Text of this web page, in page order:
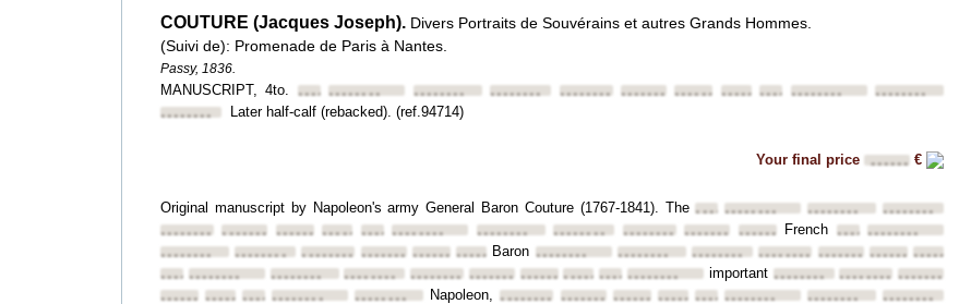
COUTURE (Jacques Joseph). Divers Portraits de Souvérains et autres Grands Hommes.
(Suivi de): Promenade de Paris à Nantes.
Passy, 1836.
MANUSCRIPT, 4to. •••••••••••••••• •••••••• •••••••• •••••••• •••••••• ••••••••••••••••••••••••••••••••
••••••••
••••••••
Later half-calf (rebacked). (ref.94714)
Your final price •••••• €
Original manuscript by Napoleon's army General Baron Couture (1767-1841). The•••••••••••••••• ••••••••
••••••••
•••••••• •••••••• •••••••••••••••••••••••••••••••• •••••••• •••••••• •••••••• •••••••• ••••••••French ••••••••••••••••
••••••••
•••••••• •••••••• ••••••••••••••••••••••••Baron •••••••• •••••••• •••••••• •••••••• ••••••••••••••••••••••••
•••••••••••••••• •••••••• •••••••• •••••••• •••••••••••••••••••••••••••••••••••••••• important •••••••• •••••••• ••••••••
•••••••••••••••••••••••••••••••• •••••••• Napoleon,•••••••• •••••••• •••••••••••••••••••••••••••••••• ••••••••
••••••••